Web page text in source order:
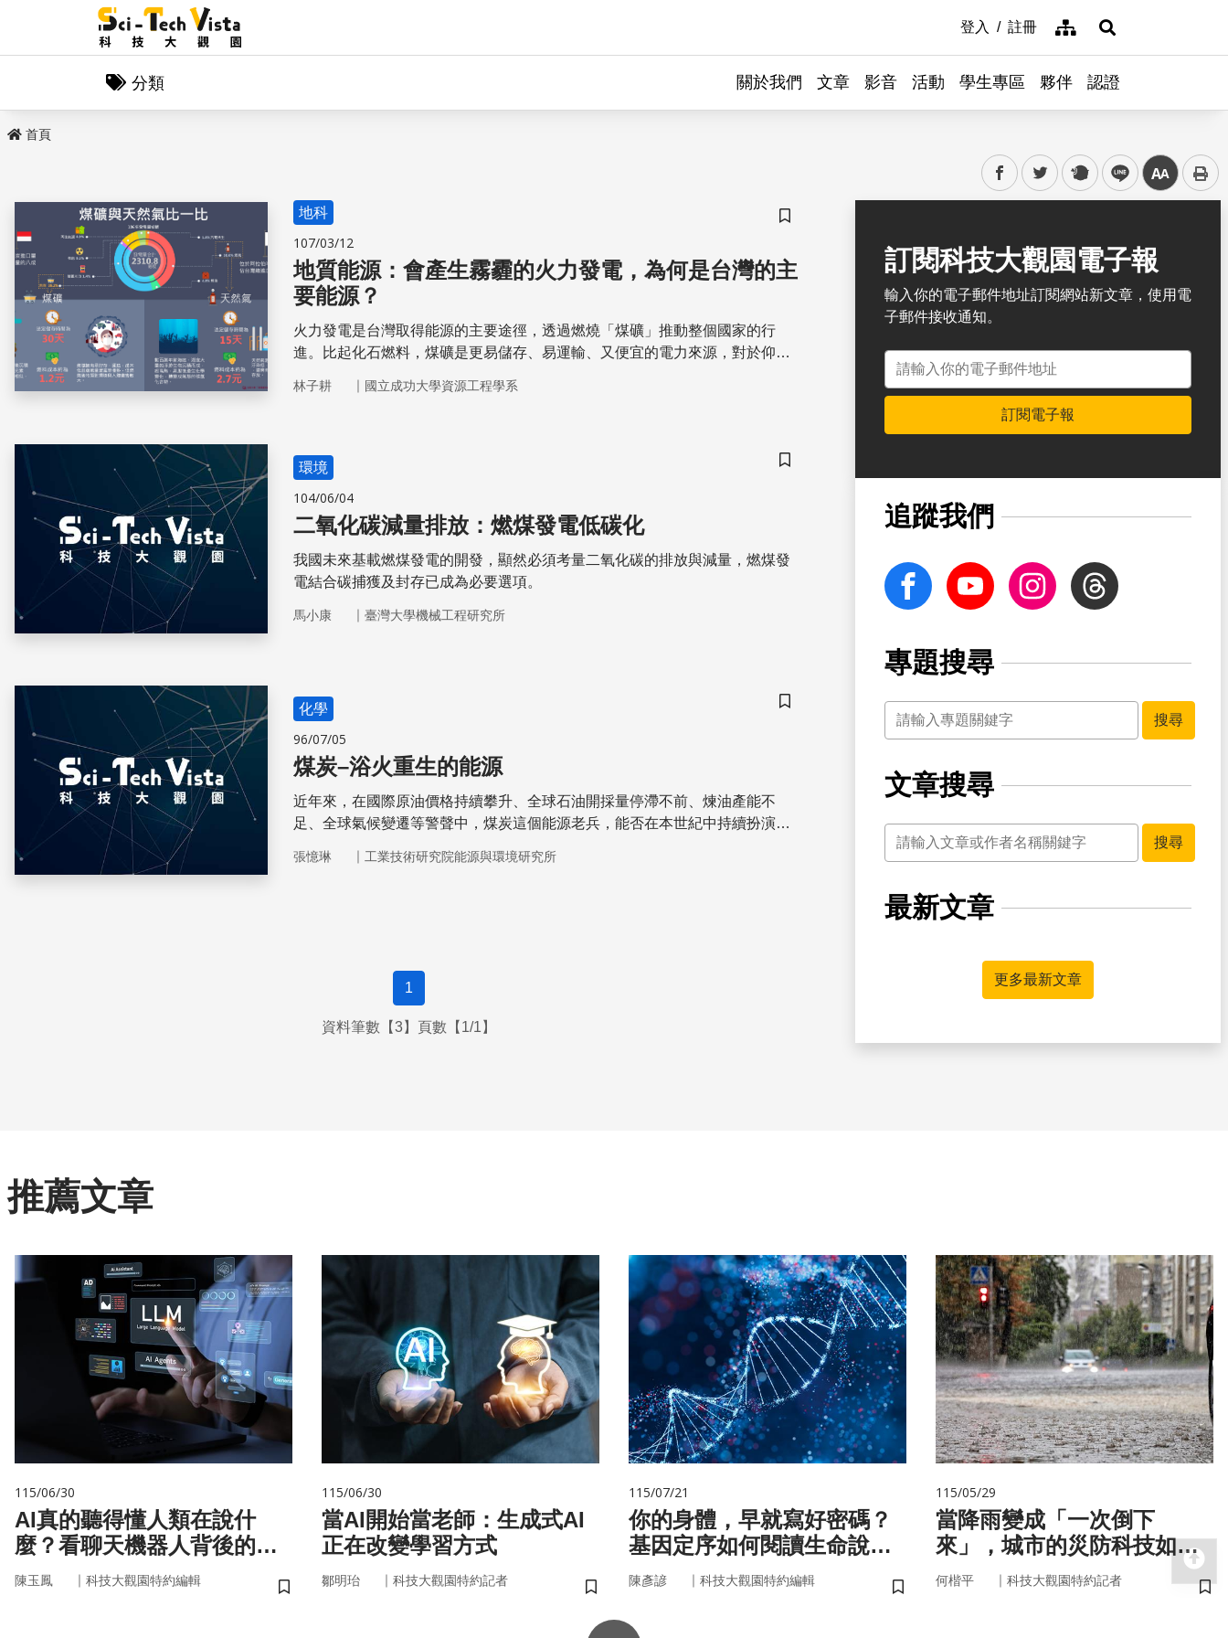
登入 註冊 網站導覽展開搜尋
分類 關於我們 文章 影音 活動 學生專區 夥伴 認證
首頁
facebooktwitter plurk line 中
儲存書籤
地科
107/03/12
地質能源：會產生霧霾的火力發電，為何是台灣的主
要能源？
火力發電是台灣取得能源的主要途徑，透過燃燒「煤礦」推動整個國家的行
進。比起化石燃料，煤礦是更易儲存、易運輸、又便宜的電力來源，對於仰賴
了當代社會的重要課題。
林子耕 ｜ 國立成功大學資源工程學系
儲存書籤
環境
104/06/04
二氧化碳減量排放：燃煤發電低碳化
我國未來基載燃煤發電的開發，顯然必須考量二氧化碳的排放與減量，燃煤發
電結合碳捕獲及封存已成為必要選項。
馬小康 ｜ 臺灣大學機械工程研究所
儲存書籤
化學
96/07/05
煤炭–浴火重生的能源
近年來，在國際原油價格持續攀升、全球石油開採量停滯不前、煉油產能不
足、全球氣候變遷等警聲中，煤炭這個能源老兵，能否在本世紀中持續扮演穩
張憶琳 ｜ 工業技術研究院能源與環境研究所
1
資料筆數【3】頁數【1/1】
訂閱科技大觀園電子報
輸入你的電子郵件地址訂閱網站新文章，使用電
子郵件接收通知。
電子郵件地址
訂閱電子報
追蹤我們
facebook Youtube InstagramThreads
專題搜尋
關鍵字
搜尋
文章搜尋
關鍵字
搜尋
最新文章
更多最新文章
推薦文章
115/06/30
AI真的聽得懂人類在說什
麼？看聊天機器人背後的語
言科技
陳玉鳳 ｜ 科技大觀園特約編輯
儲存書籤
115/06/30
當AI開始當老師：生成式AI
正在改變學習方式
鄒明珆 ｜ 科技大觀園特約記者
儲存書籤
115/07/21
你的身體，早就寫好密碼？
基因定序如何閱讀生命說明
書
陳彥諺 ｜ 科技大觀園特約編輯
儲存書籤
115/05/29
當降雨變成「一次倒下
來」，城市的災防科技如何
即時應變？
何楷平 ｜ 科技大觀園特約記者
儲